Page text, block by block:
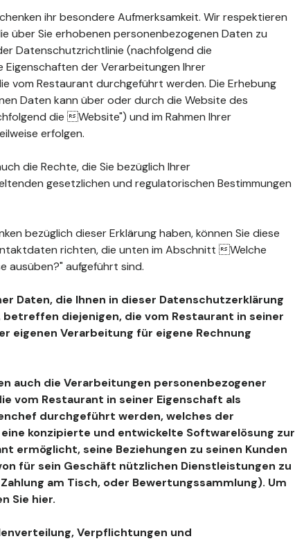
ihr besondere Aufmerksamkeit. Wir respektieren
über Sie erhobenen personenbezogenen Daten zu
Datenschutzrichtlinie (nachfolgend die
der Verarbeitungen Ihrer
vom Restaurant durchgeführt werden. Die Erhebung
Daten kann über oder durch die Website des
die Website") und im Rahmen Ihrer
erfolgen.
die Rechte, die Sie bezüglich Ihrer
gesetzlichen und regulatorischen Bestimmungen
bezüglich dieser Erklärung haben, können Sie diese
richten, die unten im Abschnitt Welche
ausüben?" aufgeführt sind.
Daten, die Ihnen in dieser Datenschutzerklärung
diejenigen, die vom Restaurant in seiner
eigenen Verarbeitung für eigene Rechnung
auch die Verarbeitungen personenbezogener
vom Restaurant in seiner Eigenschaft als
durchgeführt werden, welches der
konzipierte und entwickelte Softwarelösung zur
ermöglicht, seine Beziehungen zu seinen Kunden
für sein Geschäft nützlichen Dienstleistungen zu
am Tisch, oder Bewertungssammlung). Um
Sie hier.
Verpflichtungen und